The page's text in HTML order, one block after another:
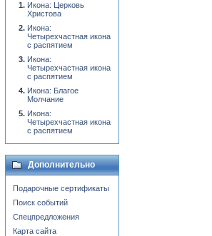
Икона: Церковь
Христова
Икона:
Четырехчастная икона
с распятием
Икона:
Четырехчастная икона
с распятием
Икона: Благое
Молчание
Икона:
Четырехчастная икона
с распятием
Дополнительно
Подарочные сертификаты
Поиск событий
Спецпредложения
Карта сайта